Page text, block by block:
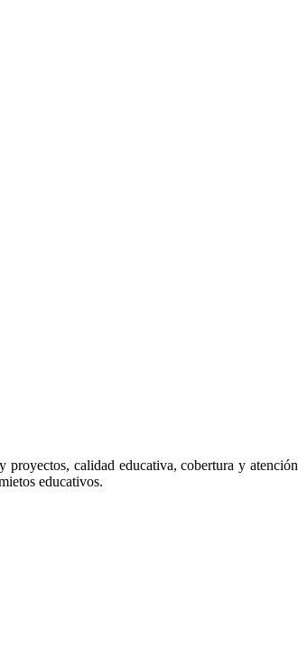
proyectos, calidad educativa, cobertura y
educativos.